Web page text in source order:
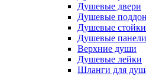
Душевые двери
Душевые
Душевые стойки
Душевые панели
Верхние души
Душевые лейки
Шланги для